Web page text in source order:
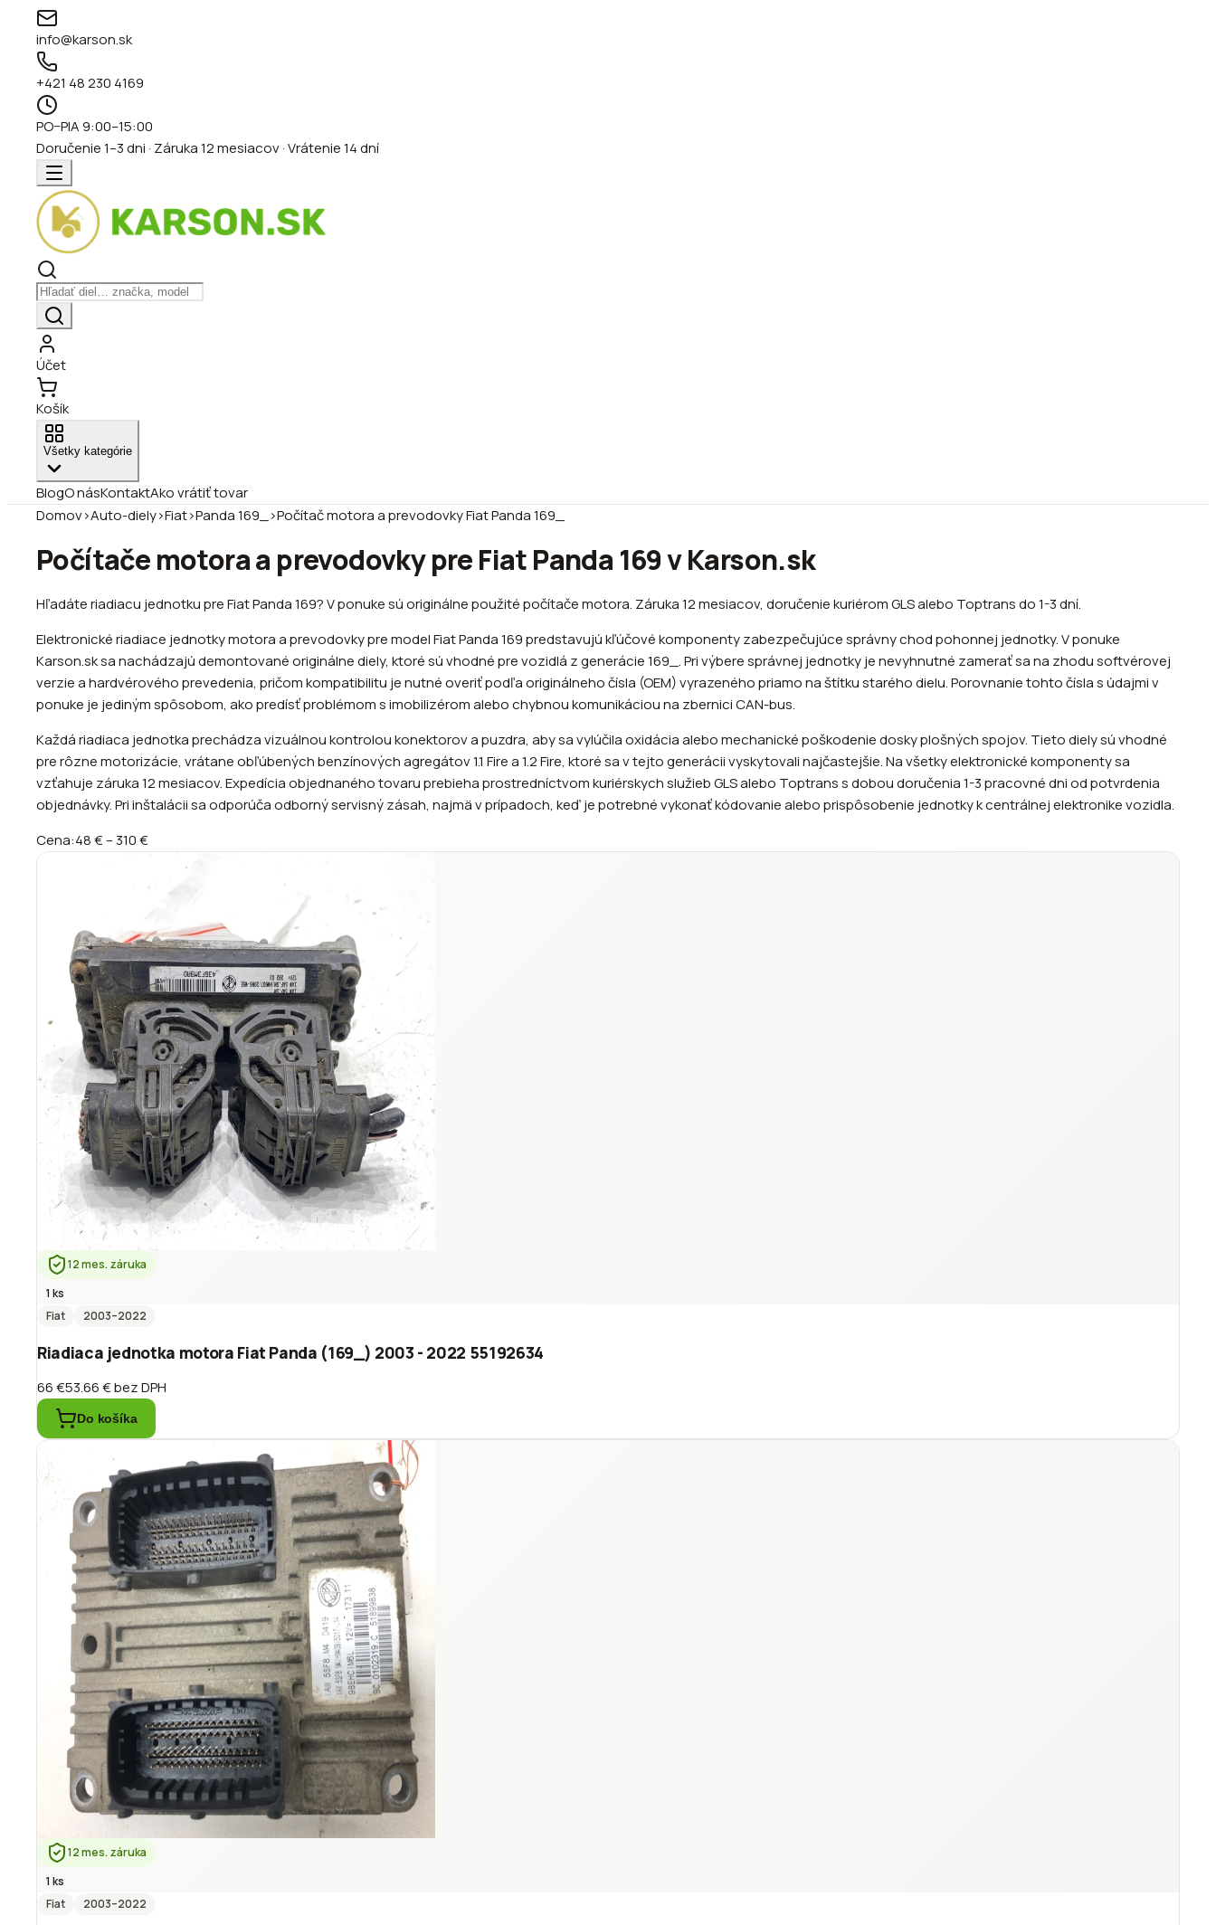
info@karson.sk
+421 48 230 4169
PO–PIA 9:00–15:00
Doručenie 1–3 dni · Záruka 12 mesiacov · Vrátenie 14 dní
Účet
Košík
Všetky kategórie
BlogO násKontaktAko vrátiť tovar
Domov›Auto-diely›Fiat›Panda 169_ ›Počítač motora a prevodovky Fiat Panda 169_
Počítače motora a prevodovky pre Fiat Panda 169 v Karson.sk
Hľadáte riadiacu jednotku pre Fiat Panda 169? V ponuke sú originálne použité počítače motora. Záruka 12 mesiacov, doručenie kuriérom GLS alebo Toptrans do 1-3 dní.
Elektronické riadiace jednotky motora a prevodovky pre model Fiat Panda 169 predstavujú kľúčové komponenty zabezpečujúce správny chod pohonnej jednotky. V ponuke
Karson.sk sa nachádzajú demontované originálne diely, ktoré sú vhodné pre vozidlá z generácie 169_. Pri výbere správnej jednotky je nevyhnutné zamerať sa na zhodu softvérovej
verzie a hardvérového prevedenia, pričom kompatibilitu je nutné overiť podľa originálneho čísla (OEM) vyrazeného priamo na štítku starého dielu. Porovnanie tohto čísla s údajmi v
ponuke je jediným spôsobom, ako predísť problémom s imobilizérom alebo chybnou komunikáciou na zbernici CAN-bus.
Každá riadiaca jednotka prechádza vizuálnou kontrolou konektorov a puzdra, aby sa vylúčila oxidácia alebo mechanické poškodenie dosky plošných spojov. Tieto diely sú vhodné
pre rôzne motorizácie, vrátane obľúbených benzínových agregátov 1.1 Fire a 1.2 Fire, ktoré sa v tejto generácii vyskytovali najčastejšie. Na všetky elektronické komponenty sa
vzťahuje záruka 12 mesiacov. Expedícia objednaného tovaru prebieha prostredníctvom kuriérskych služieb GLS alebo Toptrans s dobou doručenia 1-3 pracovné dni od potvrdenia
objednávky. Pri inštalácii sa odporúča odborný servisný zásah, najmä v prípadoch, keď je potrebné vykonať kódovanie alebo prispôsobenie jednotky k centrálnej elektronike vozidla.
Cena:48 €–310 €
12 mes. záruka
1 ks
Fiat
2003–2022
Riadiaca jednotka motora Fiat Panda (169_) 2003 - 2022 55192634
66 €53.66 €bez DPH
Do košíka
12 mes. záruka
1 ks
Fiat
2003–2022